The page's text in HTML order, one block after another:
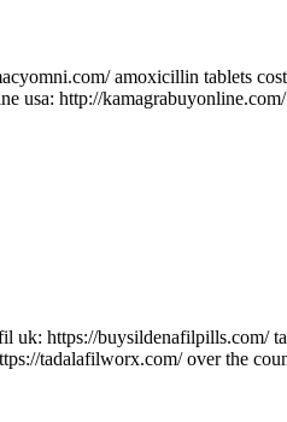
amoxicillin tablets
usa: http://
uk: https://buysildenafilpills.com/
tadalafilworx.com/ over the